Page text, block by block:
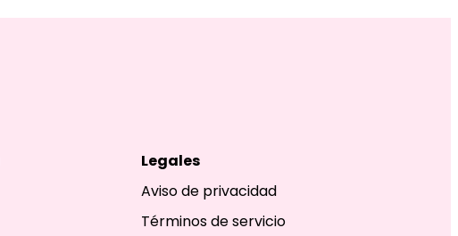
Legales
Aviso de privacidad
Términos de servicio